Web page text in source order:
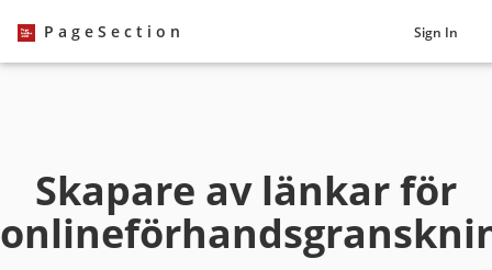
PageSection Sign In
Skapare av länkar för